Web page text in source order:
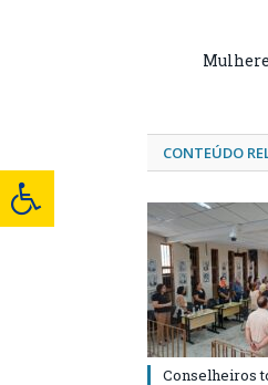
CONTEÚDO
Conselheiros